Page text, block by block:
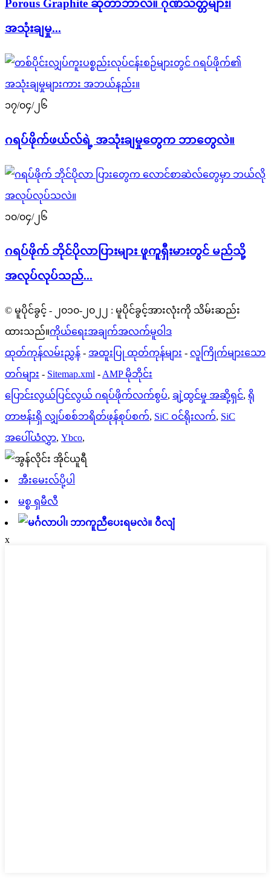
Porous Graphite ဆိုတာဘာလဲ။ ဂုဏ်သတ္တိများ၊
အသုံးချမှု...
၁၇/၀၄/၂၆
ဂရပ်ဖိုက်ဖယ်လ်ရဲ့ အသုံးချမှုတွေက ဘာတွေလဲ။
၁၀/၀၄/၂၆
ဂရပ်ဖိုက် ဘိုင်ပိုလာပြားများ ဖူကူရှီးမားတွင် မည်သို့
အလုပ်လုပ်သည်...
© မူပိုင်ခွင့် - ၂၀၁၀-၂၀၂၂ : မူပိုင်ခွင့်အားလုံးကို သိမ်းဆည်း
ထားသည်။ကိုယ်ရေးအချက်အလက်မူဝါဒ
ထုတ်ကုန်လမ်းညွှန် - အထူးပြု ထုတ်ကုန်များ - လူကြိုက်များသော
တဂ်များ - Sitemap.xml - AMP မိုဘိုင်း
ပြောင်းလွယ်ပြင်လွယ် ဂရပ်ဖိုက်လက်စွပ်, ချဲ့ထွင်မှု အဆို့ရှင်, ရို
တာဗန်းရှိ လျှပ်စစ်ဘရိတ်ဖုန်စုပ်စက်, SiC ဝင်ရိုးလက်, SiC
အပေါ်ယံလွှာ, Ybco,
အီးမေးလ်ပို့ပါ
မစ္စ ရှမီလီ
ဝီလျံ
x